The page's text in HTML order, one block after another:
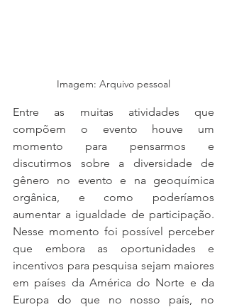
Imagem: Arquivo pessoal
Entre as muitas atividades que
compõem o evento houve um
momento para pensarmos e
discutirmos sobre a diversidade de
gênero no evento e na geoquímica
orgânica, e como poderíamos
aumentar a igualdade de participação.
Nesse momento foi possível perceber
que embora as oportunidades e
incentivos para pesquisa sejam maiores
em países da América do Norte e da
Europa do que no nosso país, no